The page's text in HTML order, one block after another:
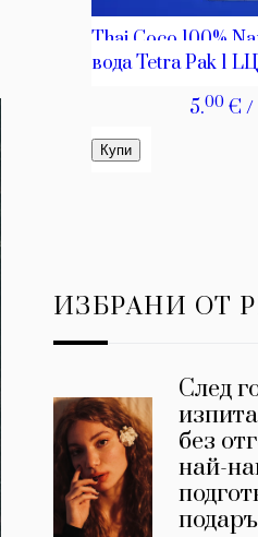
ИЗБРАНИ ОТ
След
без
най-